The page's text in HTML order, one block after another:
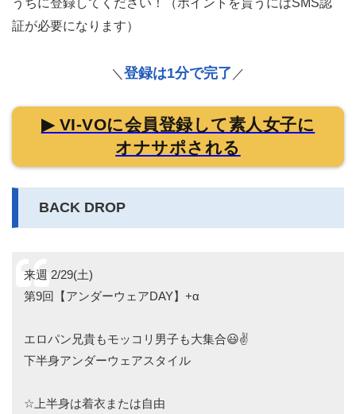
うちに登録してください！（ポイントを貰うにはSMS認
証が必要になります）
＼ 登録は1分で完了 ／
▶ VI-VOに会員登録して素人女子に
オナサポされる
BACK DROP
来週 2/29(土)
第9回【アンダーウェアDAY】+α
エロパン兄貴もモッコリ男子も大集合😃✌️
下半身アンダーウェアスタイル
☆上半身は着衣または自由